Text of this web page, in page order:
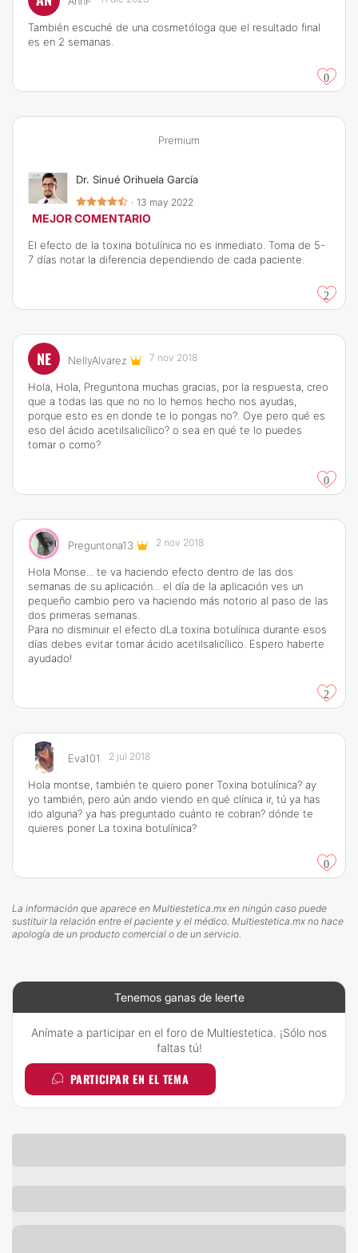
También escuché de una cosmetóloga que el resultado final
es en 2 semanas.
0
Premium
Dr. Sinué Orihuela García
· 13 may 2022
MEJOR COMENTARIO
El efecto de la toxina botulínica no es inmediato. Toma de 5-
7 días notar la diferencia dependiendo de cada paciente.
2
NE NellyAlvarez 7 nov 2018
Hola, Hola, Preguntona muchas gracias, por la respuesta, creo
que a todas las que no no lo hemos hecho nos ayudas,
porque esto es en donde te lo pongas no?. Oye pero qué es
eso del ácido acetilsalicílico? o sea en qué te lo puedes
tomar o como?
0
Preguntona13 2 nov 2018
Hola Monse... te va haciendo efecto dentro de las dos
semanas de su aplicación... el día de la aplicación ves un
pequeño cambio pero va haciendo más notorio al paso de las
dos primeras semanas.
Para no disminuir el efecto dLa toxina botulínica durante esos
días debes evitar tomar ácido acetilsalicílico. Espero haberte
ayudado!
2
Eva101 2 jul 2018
Hola montse, también te quiero poner Toxina botulínica? ay
yo también, pero aún ando viendo en qué clínica ir, tú ya has
ido alguna? ya has preguntado cuánto re cobran? dónde te
quieres poner La toxina botulínica?
0
La información que aparece en Multiestetica.mx en ningún caso puede
sustituir la relación entre el paciente y el médico. Multiestetica.mx no hace
apología de un producto comercial o de un servicio.
Tenemos ganas de leerte
Anímate a participar en el foro de Multiestetica. ¡Sólo nos
faltas tú!
PARTICIPAR EN EL TEMA